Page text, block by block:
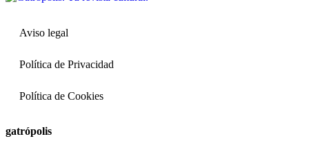
Aviso legal
Política de Privacidad
Política de Cookies
gatrópolis